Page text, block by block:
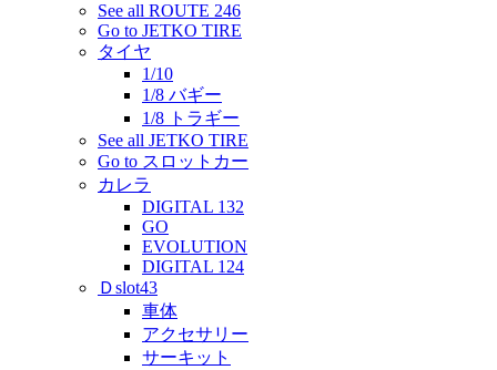
See all ROUTE 246
Go to JETKO TIRE
タイヤ
1/10
1/8 バギー
1/8 トラギー
See all JETKO TIRE
Go to スロットカー
カレラ
DIGITAL 132
GO
EVOLUTION
DIGITAL 124
Ｄslot43
車体
アクセサリー
サーキット